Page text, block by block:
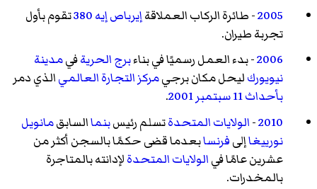
2005- طائرة الركاب العملاقةإيرباص إيه 380
تقوم بأول
تجربة طيران.
2006- بدء العمل رسميًا في بناءبرج الحريةفيمدينة
نيويوركليحل مكان برجيمركز التجارة العالميالذي دمر
بأحداث 11 سبتمبر 2001
.
2010
-الولايات المتحدةتسلم رئيسبنماالسابقمانويل
نورييغاإلىفرنسابعدما قضى حكمًا بالسجن أكثر من
عشرين عامًا فيالولايات المتحدةلإدانته بالمتاجرة
بالمخدرات.